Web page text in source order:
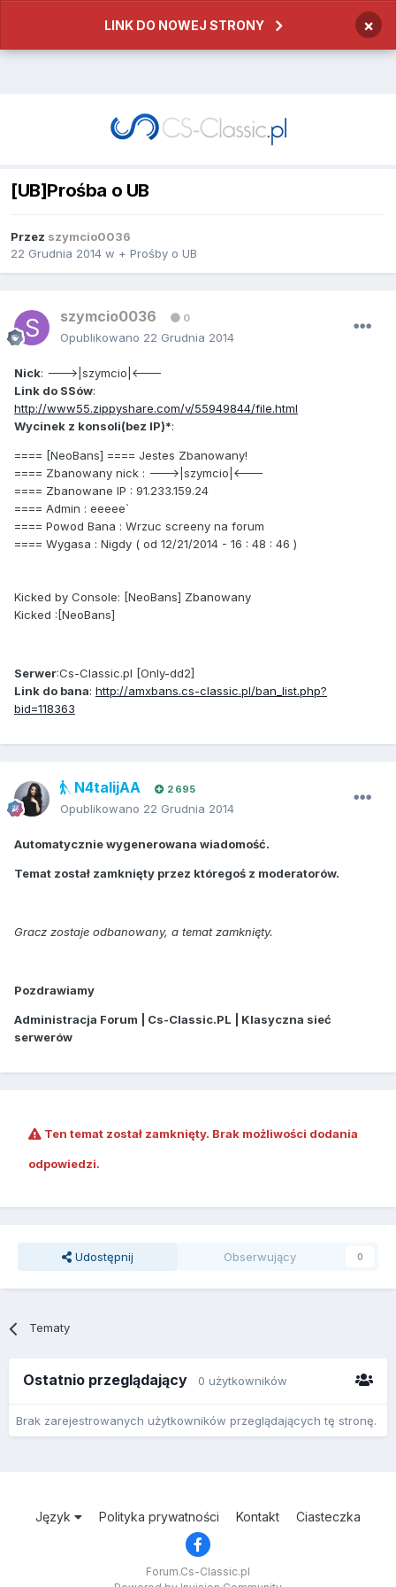
LINK DO NOWEJ STRONY ×
[UB]Prośba o UB
Przez szymcio0036
22 Grudnia 2014 w + Prośby o UB
szymcio0036 0
Opublikowano 22 Grudnia 2014
Nick: --->|szymcio|<---
Link do SSów:
http://www55.zippyshare.com/v/55949844/file.html
Wycinek z konsoli(bez IP)*:
==== [NeoBans] ==== Jestes Zbanowany!
==== Zbanowany nick : --->|szymcio|<---
==== Zbanowane IP : 91.233.159.24
==== Admin : eeeee`
==== Powod Bana : Wrzuc screeny na forum
==== Wygasa : Nigdy ( od 12/21/2014 - 16 : 48 : 46 )
Kicked by Console: [NeoBans] Zbanowany
Kicked :[NeoBans]
Serwer:Cs-Classic.pl [Only-dd2]
Link do bana: http://amxbans.cs-classic.pl/ban_list.php?
bid=118363
N4talijAA 2 695
Opublikowano 22 Grudnia 2014
Automatycznie wygenerowana wiadomość.
Temat został zamknięty przez któregoś z moderatorów.
Gracz zostaje odbanowany, a temat zamknięty.
Pozdrawiamy
Administracja Forum | Cs-Classic.PL | Klasyczna sieć
serwerów
Ten temat został zamknięty. Brak możliwości dodania
odpowiedzi.
Udostępnij Obserwujący 0
Tematy
Ostatnio przeglądający 0 użytkowników
Brak zarejestrowanych użytkowników przeglądających tę stronę.
Język Polityka prywatności Kontakt Ciasteczka
Forum.Cs-Classic.pl